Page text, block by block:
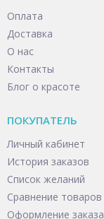
Оплата
Доставка
О нас
Контакты
Блог о красоте
ПОКУПАТЕЛЬ
Личный кабинет
История заказов
Список желаний
Сравнение товаров
Оформление заказа